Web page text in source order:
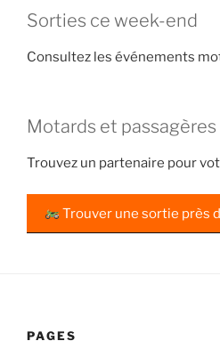
Sorties ce week-end
Consultez les événements
Motards et passagères
Trouvez un partenaire pour
Trouver une sortie près
PAGES